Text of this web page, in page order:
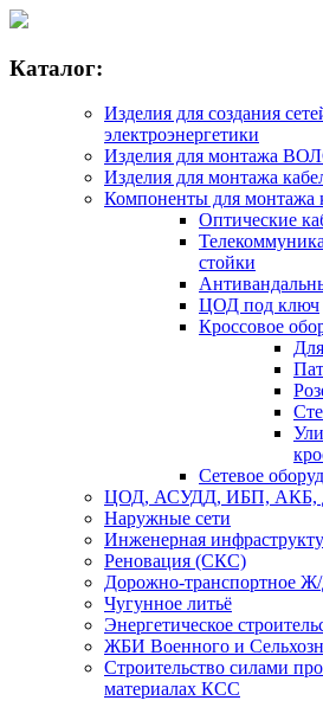
Каталог:
Изделия для создания
электроэнергетики
Изделия для монтажа
Изделия для монтажа
Компоненты для монтажа
Оптические
стойки
ЦОД под ключ
Кроссовое
Сетевое
ЦОД, АСУДД, ИБП, АКБ,
Наружные сети
Инженерная
Реновация (СКС)
Дорожно-транспортное Ж/
Чугунное литьё
Энергетическое
ЖБИ Военного и
Строительство силами
материалах КСС